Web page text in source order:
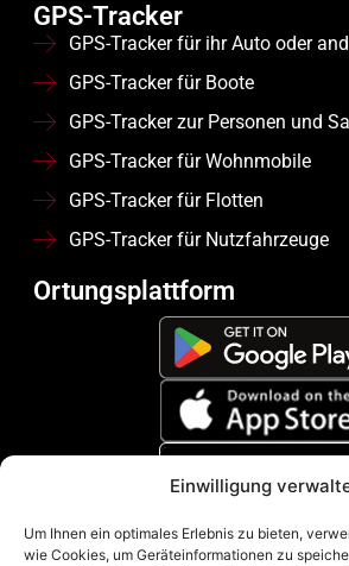
Einwilligung
Um Ihnen ein optimales Erlebnis zu bieten,
wie Cookies, um Geräteinformationen zu
GPS-Tracker
GPS-Tracker für ihr Auto oder
GPS-Tracker für Boote
GPS-Tracker zur Personen und
GPS-Tracker für Wohnmobile
GPS-Tracker für Flotten
GPS-Tracker für Nutzfahrzeuge
Ortungsplattform
Zahlungsmethoden